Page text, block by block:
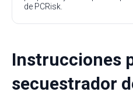
de PCRisk.
Instrucciones
secuestrador